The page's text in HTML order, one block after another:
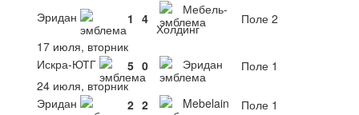
Эридан
1 4
Мебель-
Холдинг
Поле 2
17 июля, вторник
Искра-ЮТГ
5 0 Эридан
Поле 1
24 июля, вторник
Эридан
2 2 Mebelain
Поле 1